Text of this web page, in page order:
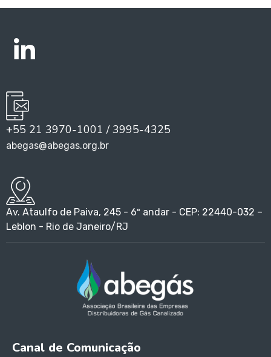
+55 21 3970-1001 / 3995-4325
abegas@abegas.org.br
Av. Ataulfo de Paiva, 245 - 6º andar - CEP: 22440-032 –
Leblon - Rio de Janeiro/RJ
Canal de Comunicação